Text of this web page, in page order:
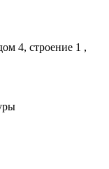
4, строение 1 ,